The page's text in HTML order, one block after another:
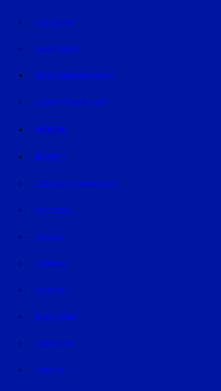
KATZ & HUND
VALENTINSTAG
MEINE LIEBESERKLÄRUNG
BUNDESTAGSWAHL 2017
VEREINE
SPORT
EISHOCKEY/INLINEHOCKEY
VOLLEYBALL
FUSSBALL
HANDBALL
FOOTBALL
TRABRENNEN
KAMPFSPORT
SONSTIGE